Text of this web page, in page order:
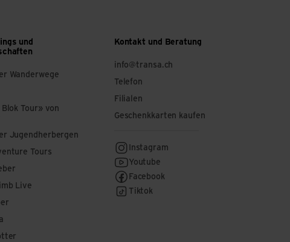
und
Wanderwege
Tour» von
Jugendherbergen
Tours
Live
Kontakt und Beratung
info@transa.ch
Telefon
Filialen
Geschenkkarten kaufen
Instagram
Youtube
Facebook
Tiktok